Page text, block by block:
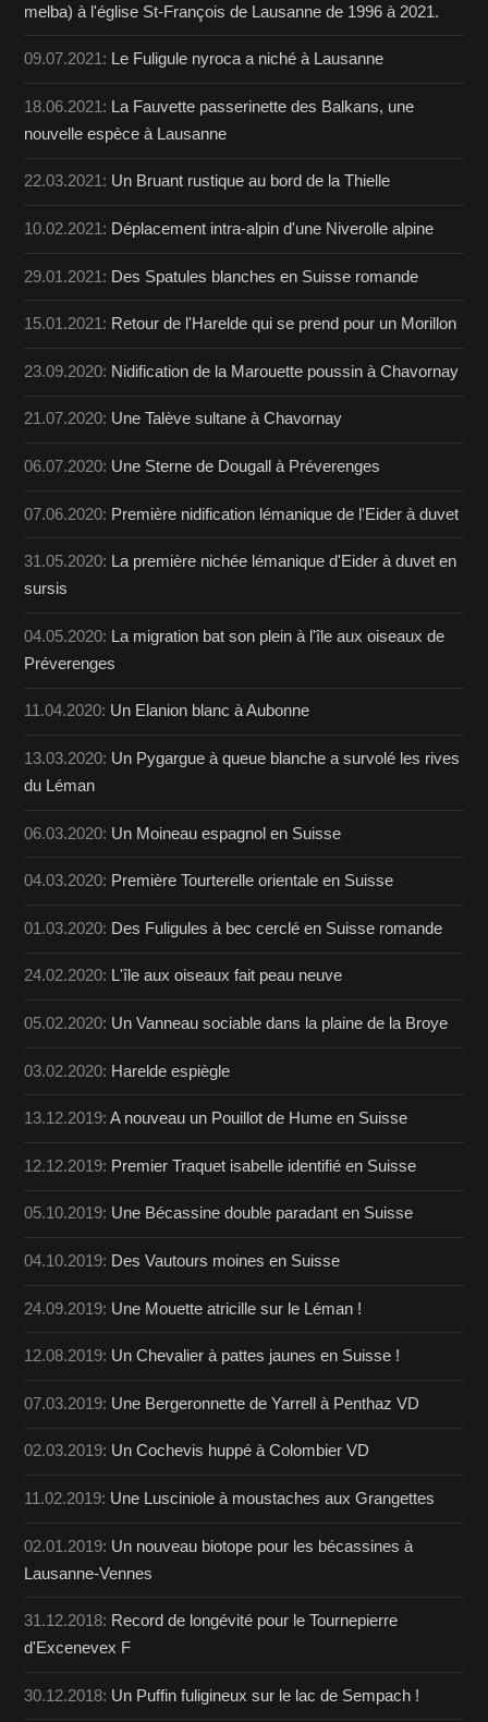
melba) à l'église St-François de Lausanne de 1996 à 2021.
09.07.2021: Le Fuligule nyroca a niché à Lausanne
18.06.2021: La Fauvette passerinette des Balkans, une
nouvelle espèce à Lausanne
22.03.2021: Un Bruant rustique au bord de la Thielle
10.02.2021: Déplacement intra-alpin d'une Niverolle alpine
29.01.2021: Des Spatules blanches en Suisse romande
15.01.2021: Retour de l'Harelde qui se prend pour un Morillon
23.09.2020: Nidification de la Marouette poussin à Chavornay
21.07.2020: Une Talève sultane à Chavornay
06.07.2020: Une Sterne de Dougall à Préverenges
07.06.2020: Première nidification lémanique de l'Eider à duvet
31.05.2020: La première nichée lémanique d'Eider à duvet en
sursis
04.05.2020: La migration bat son plein à l'île aux oiseaux de
Préverenges
11.04.2020: Un Elanion blanc à Aubonne
13.03.2020: Un Pygargue à queue blanche a survolé les rives
du Léman
06.03.2020: Un Moineau espagnol en Suisse
04.03.2020: Première Tourterelle orientale en Suisse
01.03.2020: Des Fuligules à bec cerclé en Suisse romande
24.02.2020: L'île aux oiseaux fait peau neuve
05.02.2020: Un Vanneau sociable dans la plaine de la Broye
03.02.2020: Harelde espiègle
13.12.2019:A nouveau un Pouillot de Hume en Suisse
12.12.2019: Premier Traquet isabelle identifié en Suisse
05.10.2019: Une Bécassine double paradant en Suisse
04.10.2019: Des Vautours moines en Suisse
24.09.2019: Une Mouette atricille sur le Léman !
12.08.2019: Un Chevalier à pattes jaunes en Suisse !
07.03.2019: Une Bergeronnette de Yarrell à Penthaz VD
02.03.2019: Un Cochevis huppé à Colombier VD
11.02.2019: Une Lusciniole à moustaches aux Grangettes
02.01.2019: Un nouveau biotope pour les bécassines à
Lausanne-Vennes
31.12.2018: Record de longévité pour le Tournepierre
d'Excenevex F
30.12.2018: Un Puffin fuligineux sur le lac de Sempach !